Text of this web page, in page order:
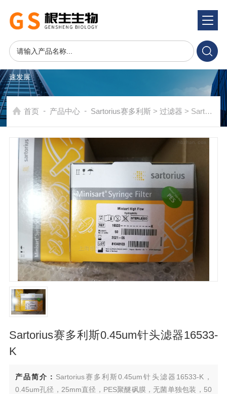
产品系统 PRODUCTS SYSTEM
速发展
首页 - 产品中心 - Sartorius赛多利斯 >过滤器 > Sartorius赛多利斯0.45um针头滤器16533-K
Sartorius赛多利斯0.45um针头滤器16533-
K
产品简介： Sartorius赛多利斯0.45um针头滤器16533-K，
0.45um孔径，25mm直径，PES聚醚砜膜，无菌单独包装，50